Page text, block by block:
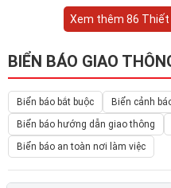
Xem thêm 86
BIỂN BÁO GIAO
Biển báo bắt buộc
Biển cảnh
Biển báo hướng dẫn giao thông
Biển báo an toàn nơi làm việc